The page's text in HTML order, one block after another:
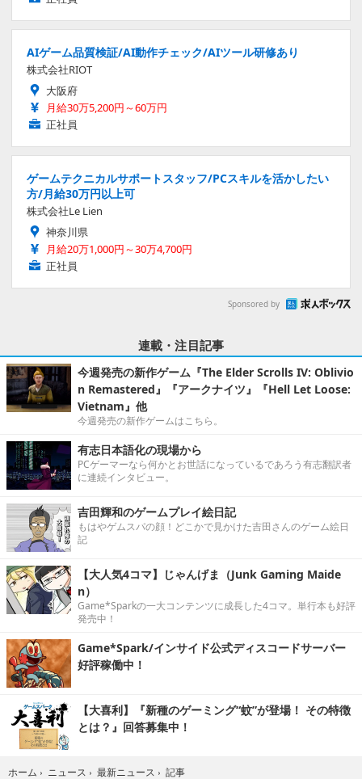
AIゲーム品質検証/AI動作チェック/AIツール研修あり
株式会社RIOT
大阪府
月給30万5,200円～60万円
正社員
ゲームテクニカルサポートスタッフ/PCスキルを活かしたい
方/月給30万円以上可
株式会社Le Lien
神奈川県
月給20万1,000円～30万4,700円
正社員
Sponsored by
連載・注目記事
今週発売の新作ゲーム『The Elder Scrolls IV: Oblivio
n Remastered』『アークナイツ』『Hell Let Loose:
Vietnam』他
今週発売の新作ゲームはこちら。
有志日本語化の現場から
PCゲーマーなら何かとお世話になっているであろう有志翻訳者
に連続インタビュー。
吉田輝和のゲームプレイ絵日記
もはやゲムスパの顔！どこかで見かけた吉田さんのゲーム絵日
記
【大人気4コマ】じゃんげま（Junk Gaming Maide
n）
Game*Sparkの一大コンテンツに成長した4コマ。単行本も好評
発売中！
Game*Spark/インサイド公式ディスコードサーバー
好評稼働中！
【大喜利】『新種のゲーミング“蚊”が登場！ その特徴
とは？』回答募集中！
ホーム › ニュース › 最新ニュース › 記事